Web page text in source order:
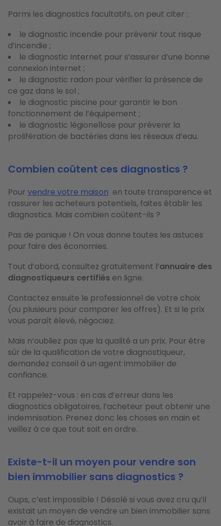
Parmi les diagnostics facultatifs, on peut citer :
le diagnostic incendie pour prévenir tout risque
d’incendie ;
le diagnostic Internet pour s’assurer d’une bonne
connexion internet ;
le diagnostic radon pour vérifier la présence de
ce gaz dans le sol ;
le diagnostic piscine pour garantir le bon
fonctionnement de l’équipement ;
le diagnostic légionellose pour prévenir la
prolifération de bactéries dans les réseaux d’eau.
Combien coûtent ces diagnostics ?
Pour vendre votre maison en toute transparence et
rassurer les acheteurs potentiels, faites établir les
diagnostics. Mais combien coûtent-ils ?
Pas de panique ! On vous donne toutes les astuces
pour faire des économies.
Tout d’abord, consultez gratuitement l’annuaire des
diagnostiqueurs certifiés en ligne.
Contactez ensuite le professionnel de votre choix
(ou plusieurs pour comparer les offres). Et si le prix
vous paraît élevé, négociez.
Mais n’oubliez pas que la qualité a un prix. Pour être
sûr de la qualification de votre diagnostiqueur,
demandez conseil à un agent immobilier de
confiance.
Et rappelez-vous : en cas d’erreur dans les
diagnostics obligatoires, l’acheteur peut obtenir une
indemnisation. Prenez donc les choses en main et
veillez à ce que tout soit en ordre.
Existe-t-il un moyen pour vendre son
bien immobilier sans diagnostics ?
Oups, c’est impossible ! Désolé si vous avez cru qu’il
existait un moyen de vendre un bien immobilier sans
avoir à faire de diagnostics.